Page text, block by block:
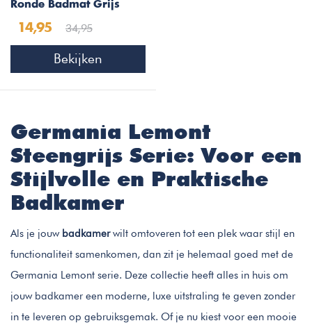
Ronde Badmat Grijs
14,95 34,95
Bekijken
Germania Lemont
Steengrijs Serie: Voor een
Stijlvolle en Praktische
Badkamer
Als je jouw badkamerwilt omtoveren tot een plek waar stijl en
functionaliteit samenkomen, dan zit je helemaal goed met de
Germania Lemont serie. Deze collectie heeft alles in huis om
jouw badkamer een moderne, luxe uitstraling te geven zonder
in te leveren op gebruiksgemak. Of je nu kiest voor een mooie